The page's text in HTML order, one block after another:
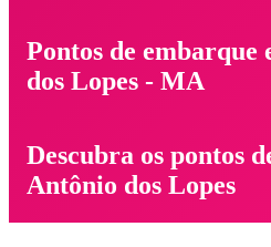
Pontos de embarque
dos Lopes - MA
Descubra os pontos
Antônio dos Lopes